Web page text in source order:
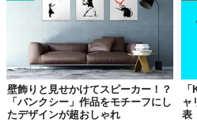
壁飾りと見せかけてスピーカー！？
「バンクシー」作品をモチーフにし
たデザインが超おしゃれ
ャ
表